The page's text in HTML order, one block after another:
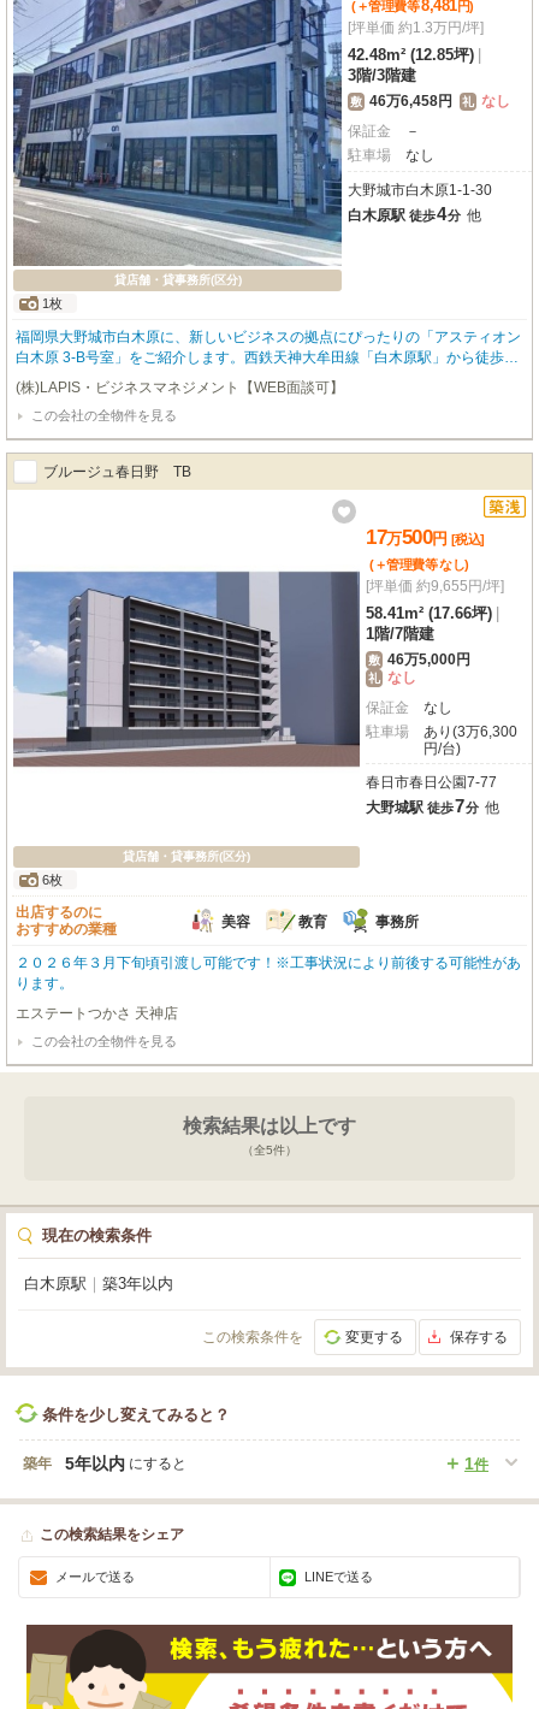
貸店舗・貸事務所(区分)
1枚
(＋管理費等8,481円)
[坪単価 約1.3万円/坪]
42.48m² (12.85坪)
3階/3階建
敷 46万6,458円 礼 なし
保証金
－
駐車場
なし
大野城市白木原1-1-30
白木原駅 徒歩4分 他
福岡県大野城市白木原に、新しいビジネスの拠点にぴったりの「アスティオン
白木原 3-B号室」をご紹介します。西鉄天神大牟田線「白木原駅」から徒歩4
分という好立地で、お客様やスタッフの皆様にも大変便利なアクセスが魅力で
す。こちらは事業用の物件で、広々とした42.48m²の空間は、お客様の理想の
店舗やオフィスを自由に実現できるスケルトン仕様。まだ誰も使用していない
未使用の物件ですので、まっさらな状態からこだわりを詰め込むことができま
すよ。エレベーターも完備していますので、高層階への移動もスムーズです。
周辺にはスーパー（エルゴ白木原店、サニー白木原店）やコンビニ、ドラッグ
ストアが徒歩圏内に揃い、日々の業務や休憩時間にも困りません。病院も近
く、安心感がありますね。賃料は171,034円、管理費8,481円、そして礼金は0
円というのも嬉しいポイントです。この素晴らしい環境で、あなたのビジネス
を大きく羽ばたかせてみませんか？ぜひ一度、現地で可能性を感じてくださ
(株)LAPIS・ビジネスマネジメント【WEB面談可】
この会社の全物件を見る
ブルージュ春日野 TB
貸店舗・貸事務所(区分)
6枚
17万500円 [税込]
(＋管理費等なし)
[坪単価 約9,655円/坪]
58.41m² (17.66坪)
1階/7階建
敷 46万5,000円
礼 なし
保証金
なし
駐車場
あり(3万6,300
円/台)
春日市春日公園7-77
大野城駅 徒歩7分 他
出店するのに
おすすめの業種
美容 教育 事務所
２０２６年３月下旬頃引渡し可能です！※工事状況により前後する可能性があ
ります。
エステートつかさ 天神店
この会社の全物件を見る
検索結果は以上です
（全5件）
現在の検索条件
白木原駅 築3年以内
この検索条件を 変更する 保存する
条件を少し変えてみると？
築年 1件
5年以内 にすると
この検索結果をシェア
メールで送る LINEで送る